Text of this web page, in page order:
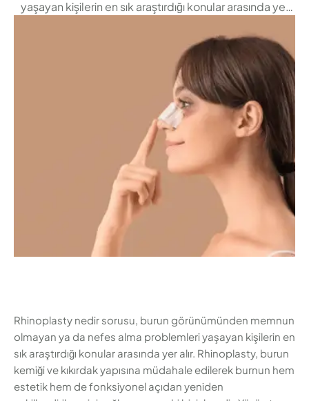
yaşayan kişilerin en sık araştırdığı konular arasında yer
müdahale edilerek burnun hem estetik hem de
fonksiyonel açıdan yeniden şekillendirilmesini sağlayan
cerrahi bir işlemdir. Yüzün tam merkezinde yer alan
burun, kişinin ifadesini doğrudan etkilediği için yapılan
bu …
Rhinoplasty nedir sorusu, burun görünümünden memnun
olmayan ya da nefes alma problemleri yaşayan kişilerin en
sık araştırdığı konular arasında yer alır. Rhinoplasty, burun
kemiği ve kıkırdak yapısına müdahale edilerek burnun hem
estetik hem de fonksiyonel açıdan yeniden